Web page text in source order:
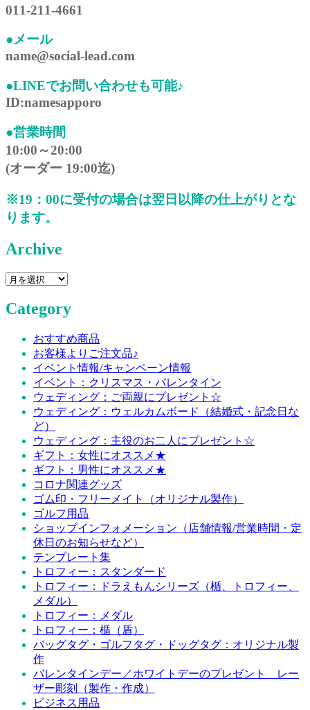
011-211-4661
●メール
name@social-lead.com
●LINEでお問い合わせも可能♪
ID:namesapporo
●営業時間
10:00～20:00
(オーダー 19:00迄)
※19：00に受付の場合は翌日以降の仕上がりとな
ります。
Archive
Archive
Category
おすすめ商品
お客様よりご注文品♪
イベント情報/キャンペーン情報
イベント：クリスマス・バレンタイン
ウェディング：ご両親にプレゼント☆
ウェディング：ウェルカムボード（結婚式・記念日な
ど）
ウェディング：主役のお二人にプレゼント☆
ギフト：女性にオススメ★
ギフト：男性にオススメ★
コロナ関連グッズ
ゴム印・フリーメイト（オリジナル製作）
ゴルフ用品
ショップインフォメーション（店舗情報/営業時間・定
休日のお知らせなど）
テンプレート集
トロフィー：スタンダード
トロフィー：ドラえもんシリーズ（楯、トロフィー、
メダル）
トロフィー：メダル
トロフィー：楯（盾）
バッグタグ・ゴルフタグ・ドッグタグ：オリジナル製
作
バレンタインデー／ホワイトデーのプレゼント レー
ザー彫刻（製作・作成）
ビジネス用品